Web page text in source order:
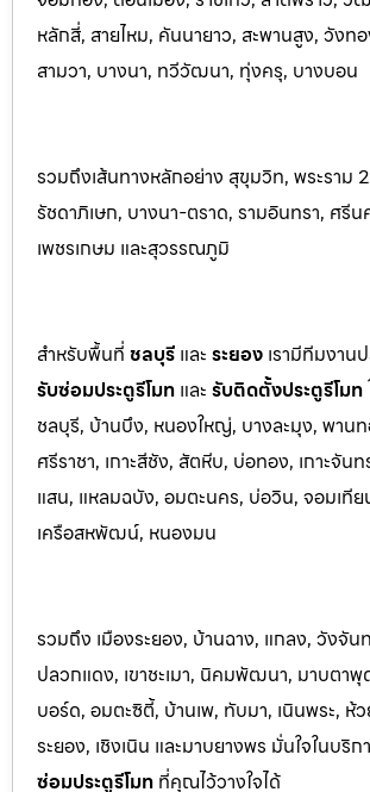
หลักสี่, สายไหม, คันนายาว, สะพานสูง, วังท
สามวา, บางนา, ทวีวัฒนา, ทุ่งครุ, บางบอน
รวมถึงเส้นทางหลักอย่าง สุขุมวิท, พระราม
รัชดาภิเษก, บางนา-ตราด, รามอินทรา, ศรี
เพชรเกษม และสุวรรณภูมิ
สำหรับพื้นที่ ชลบุรี และ ระยอง เรามีทีมงาน
รับซ่อมประตูรีโมท และ รับติดตั้งประตูรีโมท
ชลบุรี, บ้านบึง, หนองใหญ่, บางละมุง, พานท
ศรีราชา, เกาะสีชัง, สัตหีบ, บ่อทอง, เกาะจัน
แสน, แหลมฉบัง, อมตะนคร, บ่อวิน, จอมเทีย
เครือสหพัฒน์, หนองมน
รวมถึง เมืองระยอง, บ้านฉาง, แกลง, วังจัน
ปลวกแดง, เขาชะเมา, นิคมพัฒนา, มาบตาพุ
บอร์ด, อมตะซิตี้, บ้านเพ, ทับมา, เนินพระ, ห้
ระยอง, เชิงเนิน และมาบยางพร มั่นใจในบริ
ซ่อมประตูรีโมท ที่คุณไว้วางใจได้